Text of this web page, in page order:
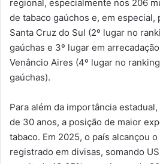
regional, especialmente nos 206
de tabaco gaúchos e, em especial,
Santa Cruz do Sul (2º lugar no
gaúchas e 3º lugar em
Venâncio Aires (4º lugar no
gaúchas).
Para além da importância
de 30 anos, a posição de maior
tabaco. Em 2025, o país alcançou
registrado em divisas, somando